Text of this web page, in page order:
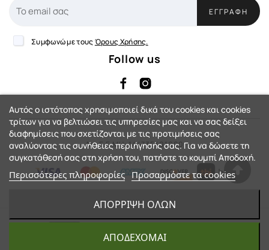
(GREECE) - 24 ΆΤΟΚΕΣ ΔΌΣΕΙΣ
ΕΓΓΡΑΦΉ
Συμφωνώ με τους Όρους Χρήσης.
Follow us
Αρ. Γ.Ε.ΜΗ: 144735401000
Αυτός ο ιστότοπος χρησιμοποιεί δικά του cookies και cookies
τρίτων για να βελτιώσει τις υπηρεσίες μας και να σας δείξει
διαφημίσεις που σχετίζονται με τις προτιμήσεις σας
αναλύοντας τις συνήθειες περιήγησής σας. Για να δώσετε τη
συγκατάθεσή σας στη χρήση του, πατήστε το κουμπί Αποδοχή.
Περισσότερες πληροφορίες Προσαρμόστε τα cookies
ΑΠΌΡΡΙΨΗ ΌΛΩΝ
ΑΠΟΔΈΧΟΜΑΙ
© 2023 - Action-Country™. All Rights
Reserved.
eShop by Synergic Software